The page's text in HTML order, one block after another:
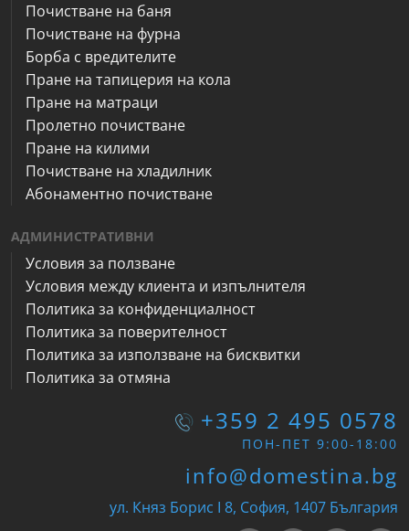
Почистване на баня
Почистване на фурна
Борба с вредителите
Пране на тапицерия на кола
Пране на матраци
Пролетно почистване
Пране на килими
Почистване на хладилник
Абонаментно почистване
АДМИНИСТРАТИВНИ
Условия за ползване
Условия между клиента и изпълнителя
Политика за конфиденциалност
Политика за поверителност
Политика за използване на бисквитки
Политика за отмяна
+359 2 495 0578
ПОН-ПЕТ 9:00-18:00
info@domestina.bg
ул. Княз Борис I 8, София, 1407 България